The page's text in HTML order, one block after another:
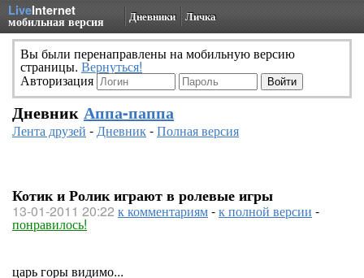
LiveInternet
мобильная версия Дневники Личка
Вы были перенаправлены на мобильную версию
страницы. Вернуться!
Авторизация
Дневник Аппа-паппа
Лента друзей -Дневник-Полная версия
Котик и Ролик играют в ролевые игры
13-01-2011 20:22 к комментариям-к полной версии -
понравилось!
царь горы видимо...